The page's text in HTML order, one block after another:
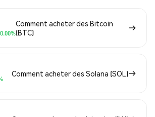
Comment acheter des Bitcoin
(BTC)
Comment acheter des Solana (SOL)